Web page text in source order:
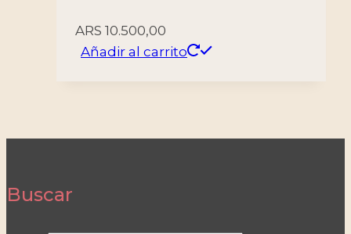
ARS 10.500,00
Añadir al carrito
Buscar